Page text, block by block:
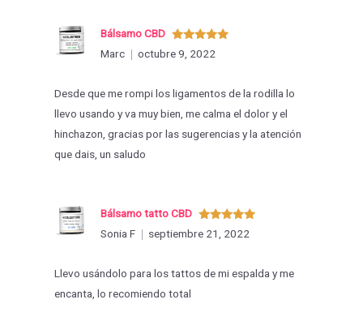
Valorado
con5de 5
Bálsamo CBD
Marc
octubre 9, 2022
Desde que me rompi los ligamentos de la rodilla lo
llevo usando y va muy bien, me calma el dolor y el
hinchazon, gracias por las sugerencias y la atención
que dais, un saludo
Valorado
con 5de 5
Bálsamo tatto CBD
Sonia F
septiembre 21, 2022
Llevo usándolo para los tattos de mi espalda y me
encanta, lo recomiendo total